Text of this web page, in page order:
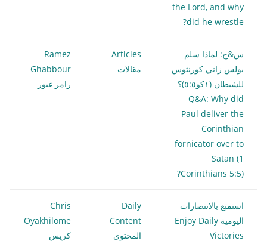
the Lord, and why
did he wrestle?
س&ج: لماذا سلم
بولس زاني كورنثوس
للشيطان (١كو٥:٥)؟
Q&A: Why did
Paul deliver the
Corinthian
fornicator over to
Satan (1
Corinthians 5:5)?
Articles
مقالات
Ramez
Ghabbour
رامز غبور
استمتع بالانتصارات
اليومية Enjoy Daily
Victories
Daily
Content
المحتوى
Chris
Oyakhilome
كريس